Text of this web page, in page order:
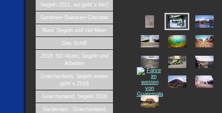
Segeln 2021, wo geht´s hin?
Sardinien-Balearen-Gibraltar
Boot, Segeln und viel Meer
Das Schiff
2019, SO-Asien, Segeln und
Arbeiten
Griechenland, Segeln weiter
geht´s 2018
Griechenland, Segeln 2018
Sardienien - Griechenland,